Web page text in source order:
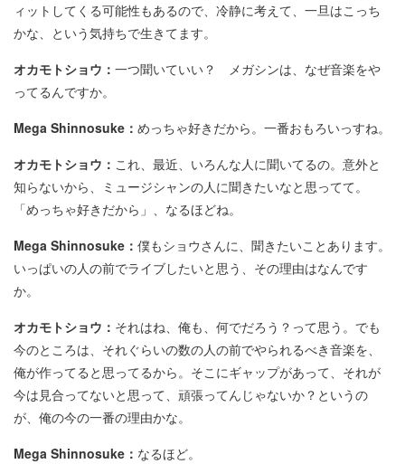
ィットしてくる可能性もあるので、冷静に考えて、一旦はこっち
かな、という気持ちで生きてます。
オカモトショウ： 一つ聞いていい？ メガシンは、なぜ音楽をや
ってるんですか。
Mega Shinnosuke： めっちゃ好きだから。一番おもろいっすね。
オカモトショウ： これ、最近、いろんな人に聞いてるの。意外と
知らないから、ミュージシャンの人に聞きたいなと思ってて。
「めっちゃ好きだから」、なるほどね。
Mega Shinnosuke： 僕もショウさんに、聞きたいことあります。
いっぱいの人の前でライブしたいと思う、その理由はなんです
か。
オカモトショウ： それはね、俺も、何でだろう？って思う。でも
今のところは、それぐらいの数の人の前でやられるべき音楽を、
俺が作ってると思ってるから。そこにギャップがあって、それが
今は見合ってないと思って、頑張ってんじゃないか？というの
が、俺の今の一番の理由かな。
Mega Shinnosuke： なるほど。